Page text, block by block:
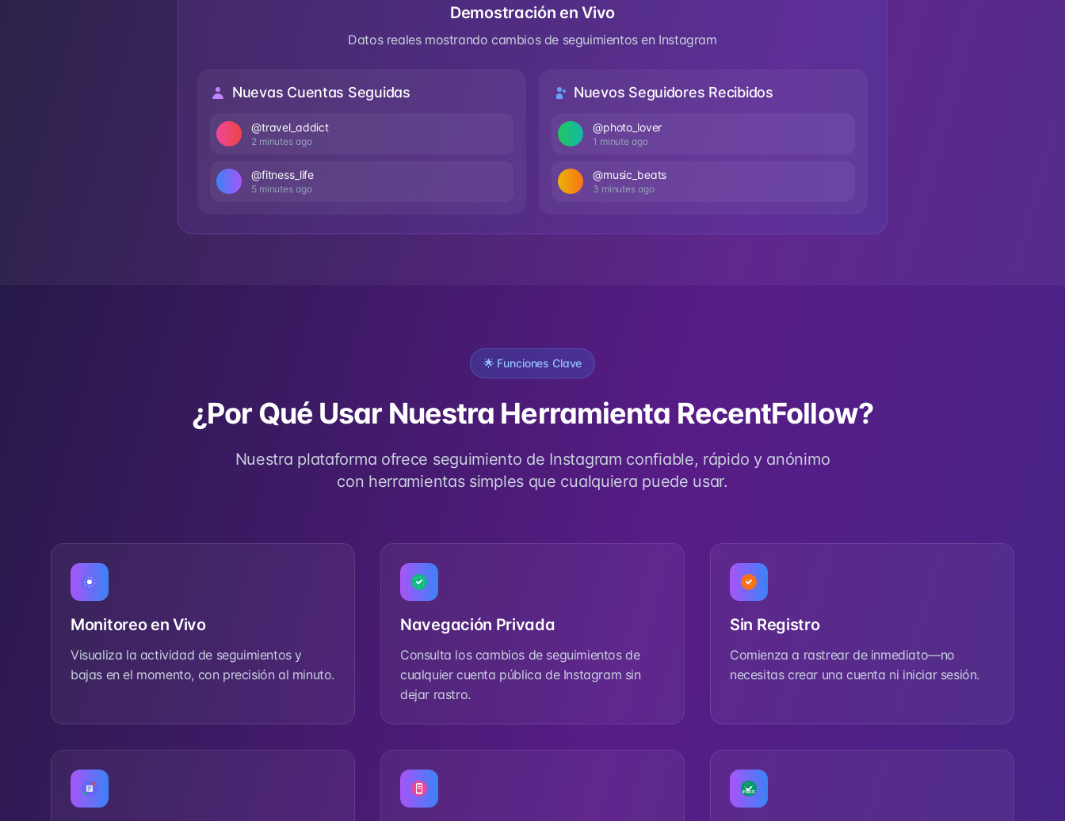
Demostración en Vivo
Datos reales mostrando cambios de seguimientos en Instagram
Nuevas Cuentas Seguidas
@travel_addict
2 minutes ago
@fitness_life
5 minutes ago
Nuevos Seguidores Recibidos
@photo_lover
1 minute ago
@music_beats
3 minutes ago
🌟 Funciones Clave
¿Por Qué Usar Nuestra Herramienta RecentFollow?
Nuestra plataforma ofrece seguimiento de Instagram confiable, rápido y anónimo
con herramientas simples que cualquiera puede usar.
Monitoreo en Vivo
Visualiza la actividad de seguimientos y
bajas en el momento, con precisión al minuto.
Navegación Privada
Consulta los cambios de seguimientos de
cualquier cuenta pública de Instagram sin
dejar rastro.
Sin Registro
Comienza a rastrear de inmediato—no
necesitas crear una cuenta ni iniciar sesión.